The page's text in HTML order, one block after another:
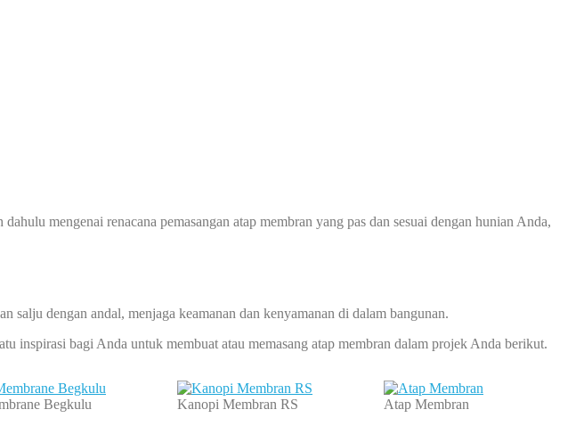
mengenai renacana pemasangan atap membran yang pas dan sesuai dengan hunian Anda,
salju dengan andal, menjaga keamanan dan kenyamanan di dalam bangunan.
inspirasi bagi Anda untuk membuat atau memasang atap membran dalam projek Anda berikut.
Begkulu Kanopi Membran RS Atap Membran